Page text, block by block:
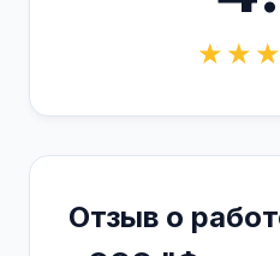
Отзыв о